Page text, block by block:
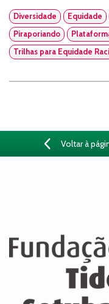
Diversidade Equidade
Piraporiando
Trilhas para Equidade
Voltar à